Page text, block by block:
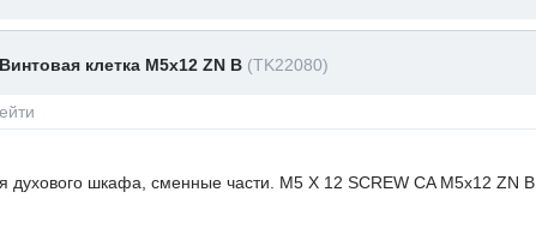
Винтовая клетка M5x12 ZN B (TK22080)
духового шкафа, сменные части. M5 X 12 SCREW CA M5x12 ZN B